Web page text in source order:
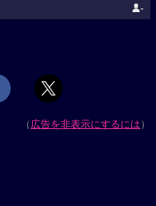
-
（広告を非表示にするには）